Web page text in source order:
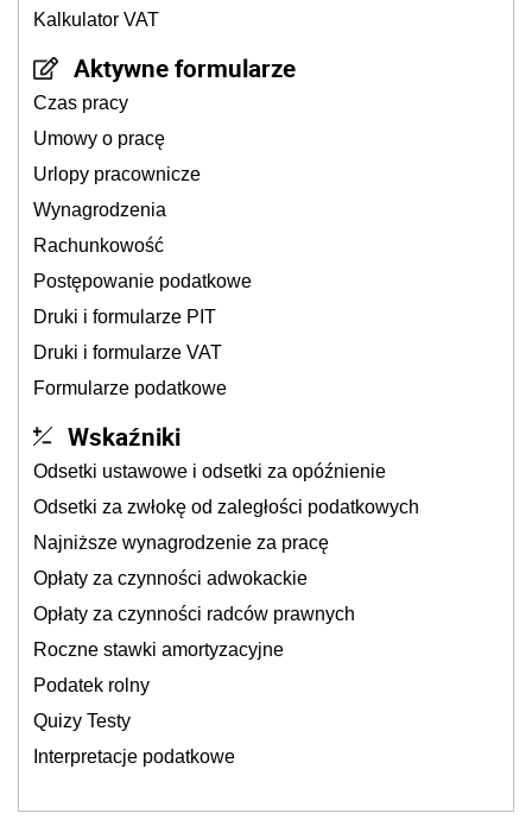
Kalkulator VAT
Aktywne formularze
Czas pracy
Umowy o pracę
Urlopy pracownicze
Wynagrodzenia
Rachunkowość
Postępowanie podatkowe
Druki i formularze PIT
Druki i formularze VAT
Formularze podatkowe
Wskaźniki
Odsetki ustawowe i odsetki za opóźnienie
Odsetki za zwłokę od zaległości podatkowych
Najniższe wynagrodzenie za pracę
Opłaty za czynności adwokackie
Opłaty za czynności radców prawnych
Roczne stawki amortyzacyjne
Podatek rolny
Quizy Testy
Interpretacje podatkowe